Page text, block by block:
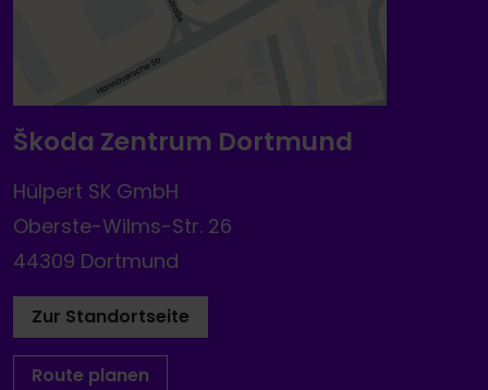
Škoda Zentrum Dortmund
Hülpert SK GmbH
Oberste-Wilms-Str. 26
44309 Dortmund
Zur Standortseite
Route planen